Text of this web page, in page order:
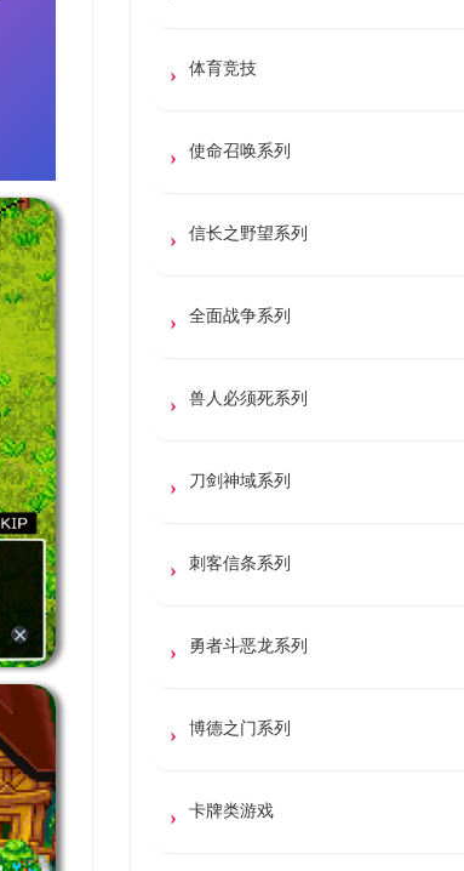
体育竞技
使命召唤系列
信长之野望系列
全面战争系列
兽人必须死系列
刀剑神域系列
刺客信条系列
勇者斗恶龙系列
博德之门系列
卡牌类游戏